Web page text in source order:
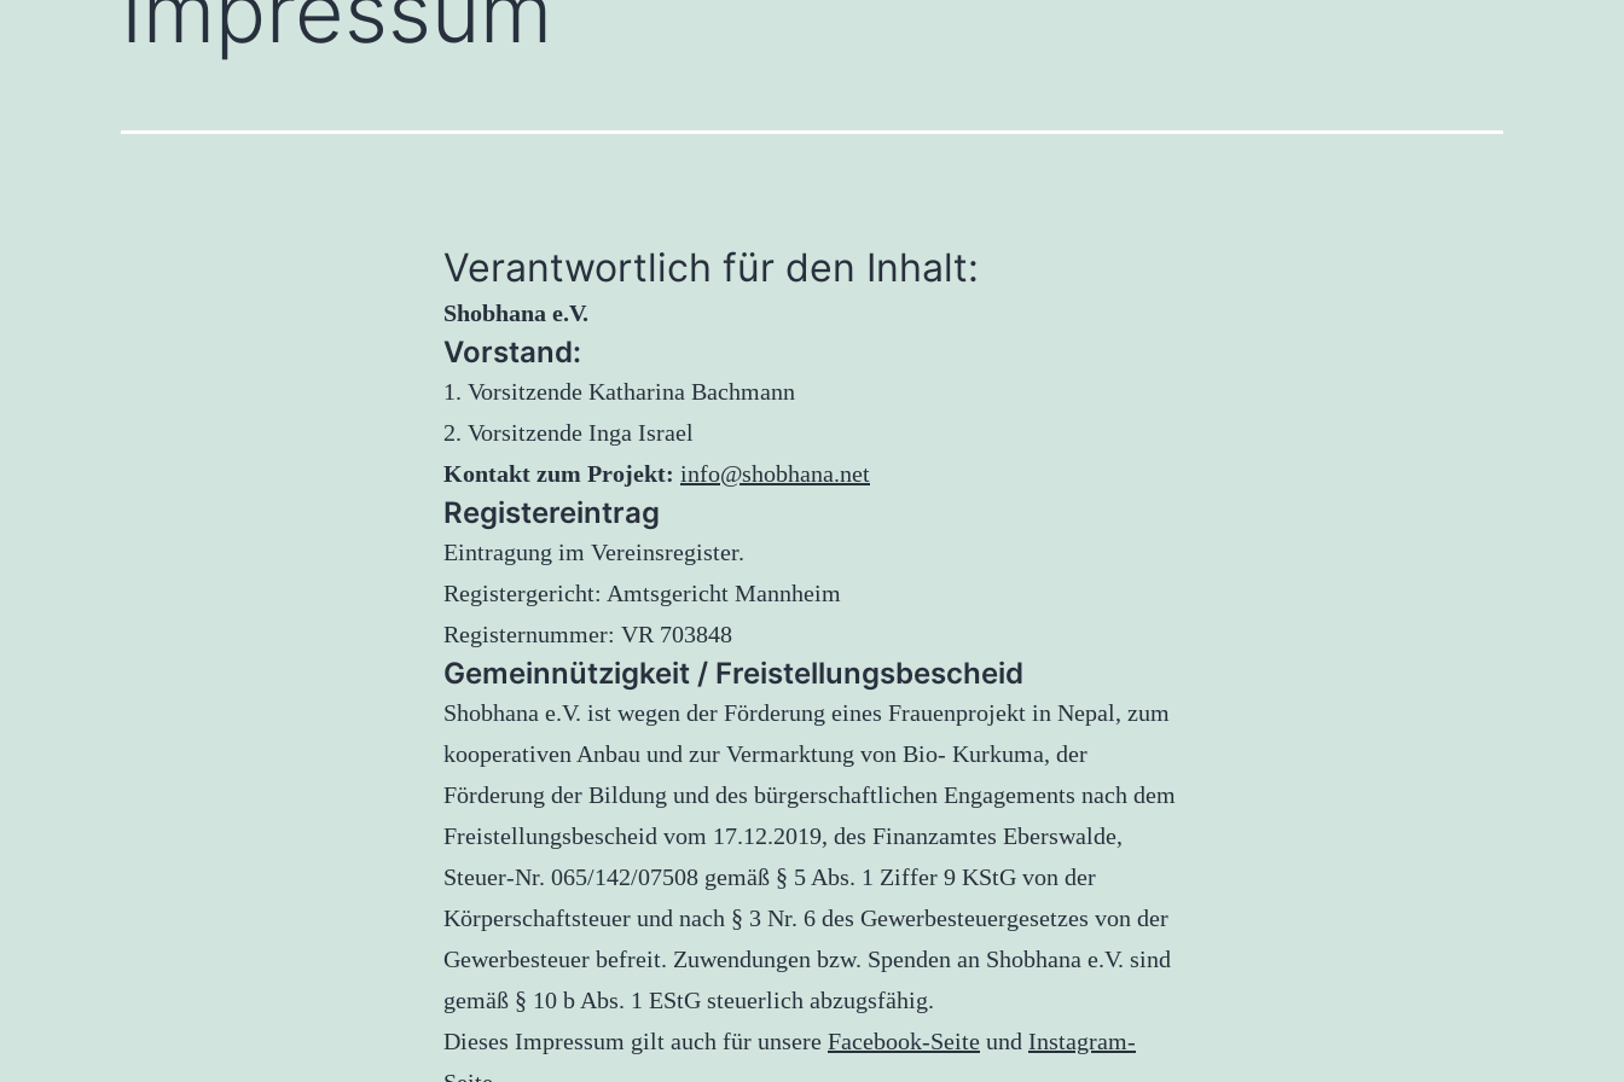
Verantwortlich für den Inhalt:
Shobhana e.V.
Vorstand:
1. Vorsitzende Katharina Bachmann
2. Vorsitzende Inga Israel
Kontakt zum Projekt: info@shobhana.net
Registereintrag
Eintragung im Vereinsregister.
Registergericht: Amtsgericht Mannheim
Registernummer: VR 703848
Gemeinnützigkeit / Freistellungsbescheid
Shobhana e.V. ist wegen der Förderung eines Frauenprojekt in Nepal, zum
kooperativen Anbau und zur Vermarktung von Bio- Kurkuma, der
Förderung der Bildung und des bürgerschaftlichen Engagements nach dem
Freistellungsbescheid vom 17.12.2019, des Finanzamtes Eberswalde,
Steuer-Nr. 065/142/07508 gemäß § 5 Abs. 1 Ziffer 9 KStG von der
Körperschaftsteuer und nach § 3 Nr. 6 des Gewerbesteuergesetzes von der
Gewerbesteuer befreit. Zuwendungen bzw. Spenden an Shobhana e.V. sind
gemäß § 10 b Abs. 1 EStG steuerlich abzugsfähig.
Dieses Impressum gilt auch für unsere Facebook-Seite und Instagram-